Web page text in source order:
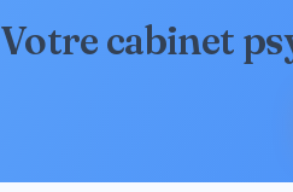
Votre cabinet